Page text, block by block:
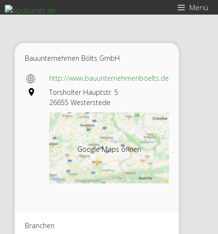
Zum
Inhalt
Menü
Bauunternehmen Bölts GmbH
http://www.bauunternehmenboelts.de
Torsholter Hauptstr. 5
26655 Westerstede
Google Maps öffnen
Branchen